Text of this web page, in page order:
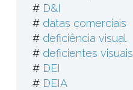
# D&I
# datas comerciais
# deficiência visual
# deficientes visuais
# DEI
# DEIA